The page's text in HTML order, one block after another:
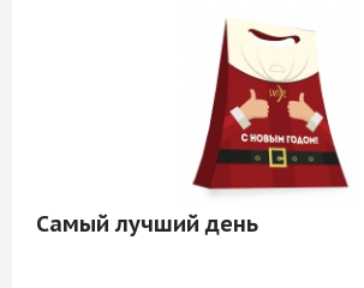
Самый лучший день